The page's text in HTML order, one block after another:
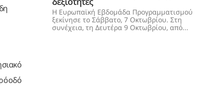
Η Ευρωπαϊκή Εβδομάδα Προγραμματισμού
ξεκίνησε το Σάββατο, 7 Οκτωβρίου. Στη
συνέχεια, τη Δευτέρα 9 Οκτωβρίου, από...